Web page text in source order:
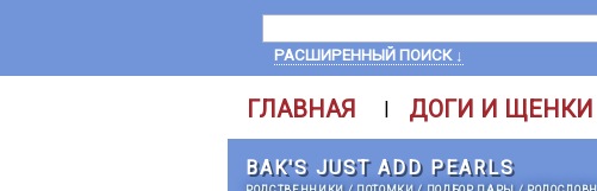
РАСШИРЕННЫЙ ПОИСК ↓
ГЛАВНАЯ | ДОГИ И ЩЕНКИ
BAK'S JUST ADD PEARLS